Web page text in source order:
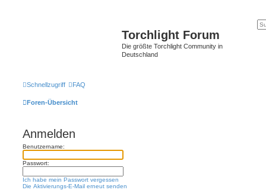
Torchlight Forum
Die größte Torchlight Community in
Deutschland
Schnellzugriff FAQ
Foren-Übersicht
Anmelden
Benutzername:
Passwort:
Ich habe mein Passwort vergessen
Die Aktivierungs-E-Mail erneut senden